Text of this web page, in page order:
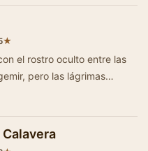
★
el rostro oculto entre las
pero las lágrimas
Calavera